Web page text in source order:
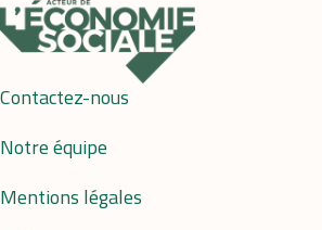
Contactez-nous
Notre équipe
Mentions légales